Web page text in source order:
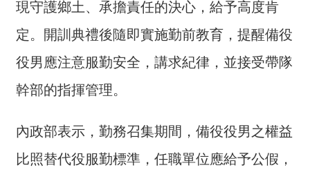
民
意
信
箱
雙
詞
現守護鄉土、承擔責任的決心，給予高度肯
定。開訓典禮後隨即實施勤前教育，提醒備役
役男應注意服勤安全，講求紀律，並接受帶隊
幹部的指揮管理。
內政部表示，勤務召集期間，備役役男之權益
比照替代役服勤標準，任職單位應給予公假，